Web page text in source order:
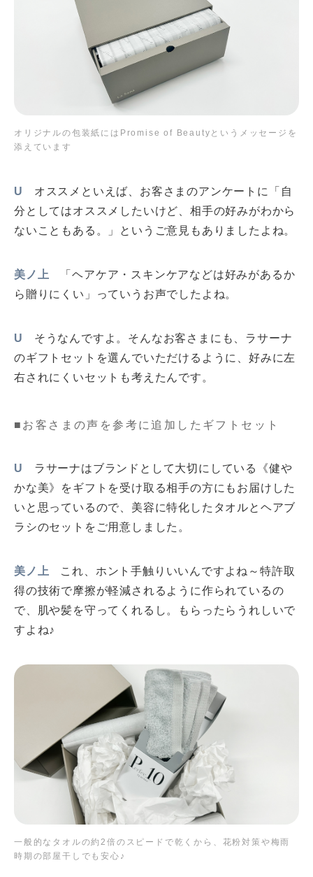
オリジナルの包装紙にはPromise of Beautyというメッセージを
添えています
U
オススメといえば、お客さまのアンケートに「自
分としてはオススメしたいけど、相手の好みがわから
ないこともある。」というご意見もありましたよね。
美ノ上
「ヘアケア・スキンケアなどは好みがあるか
ら贈りにくい」っていうお声でしたよね。
U
そうなんですよ。そんなお客さまにも、ラサーナ
のギフトセットを選んでいただけるように、好みに左
右されにくいセットも考えたんです。
■お客さまの声を参考に追加したギフトセット
U
ラサーナはブランドとして大切にしている《健や
かな美》をギフトを受け取る相手の方にもお届けした
いと思っているので、美容に特化したタオルとヘアブ
ラシのセットをご用意しました。
美ノ上
これ、ホント手触りいいんですよね～特許取
得の技術で摩擦が軽減されるように作られているの
で、肌や髪を守ってくれるし。もらったらうれしいで
すよね♪
一般的なタオルの約2倍のスピードで乾くから、花粉対策や梅雨
時期の部屋干しでも安心♪